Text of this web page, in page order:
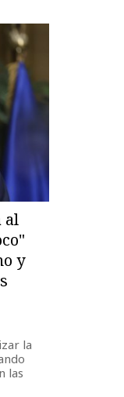
al
y
la
las